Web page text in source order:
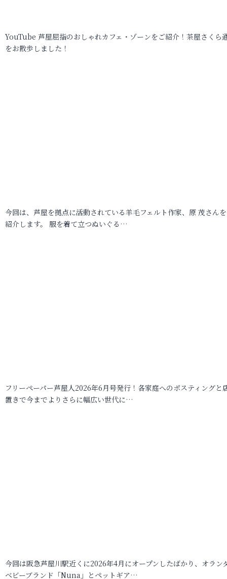
YouTube 芦屋屈指のおしゃれカフェ・ゾーンをご紹介！茶屋さくら
をお散歩しました！
今回は、芦屋を拠点に活動されている羊毛フェルト作家、原 茂さん
紹介します。 服を着て立つぬいぐる…
フリーペーパー芦屋人2026年6月号発行！各家庭へのポスティングと
置きで今までよりさらに幅広い世代に…
今回は阪急芦屋川駅近くに2026年4月にオープンしたばかり、オラン
ベビーブランド「Nuna」とペットギア…